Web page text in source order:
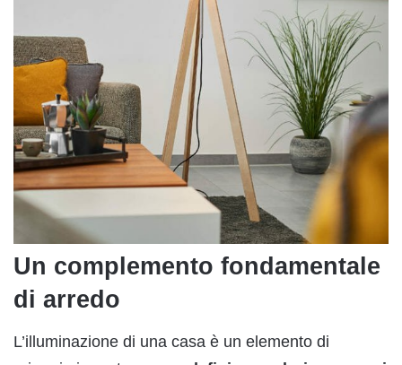
Un complemento fondamentale
di arredo
L’illuminazione di una casa è un elemento di